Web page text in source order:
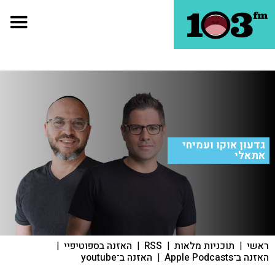
גדעון אוקו ועמיחי
אתאלי
ראשי | תוכניות מלאות |
RSS
| האזנה בספוטיפיי |
האזנה ב־Apple Podcasts | האזנה ב־youtube